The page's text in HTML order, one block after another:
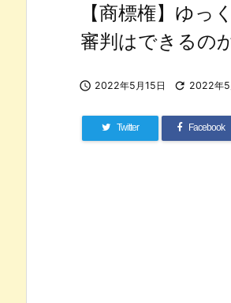
【商標権】ゆっ
審判はできるの
 2022年5月15日  2022年5
Twitter Facebook